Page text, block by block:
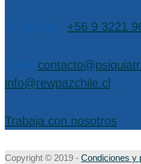
+56 9 3221
info@rewpazchile.cl
Trabaja con nosotros
Copyright © 2019 - Condiciones y